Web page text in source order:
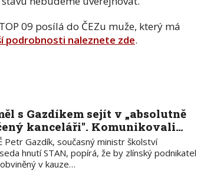
09 posílá do ČEZu muže, který má
podrobnosti naleznete zde.
s Gazdíkem sejít v „absolutně
kanceláři". Komunikovali…
Petr Gazdík, současný ministr školství
hnutí STAN, popírá, že by zlínský podnikatel
v kauze…